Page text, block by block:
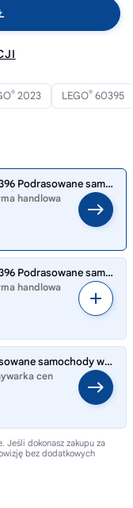
® 2023 LEGO® 60395
PREZENT LEGO City 60396 Podrasowane samochody wyścigowe
handlowa
PREZENT LEGO City 60396 Podrasowane samochody wyścigowe
handlowa
LEGO City 60396 Podrasowane samochody wyścigowe
cen
Jeśli dokonasz zakupu za
bez dodatkowych